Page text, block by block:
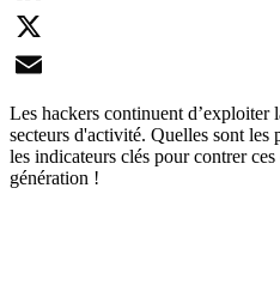
LinkedIn
X
Email
Les hackers continuent d’exploiter
secteurs d'activité. Quelles sont
les indicateurs clés pour contrer
génération !